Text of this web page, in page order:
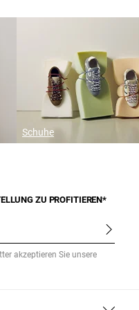
Schuhe
ZU PROFITIEREN*
akzeptieren Sie unsere